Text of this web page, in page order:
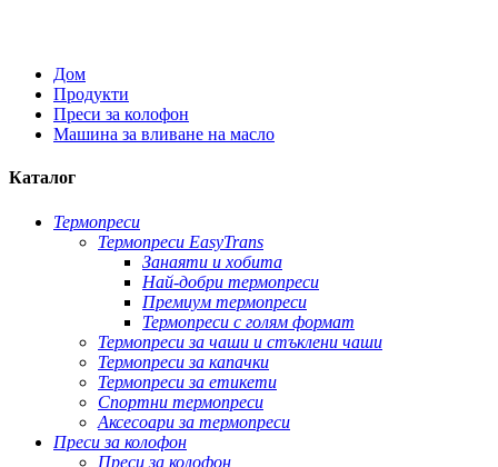
Дом
Продукти
Преси за колофон
Машина за вливане на масло
Каталог
Термопреси
Термопреси EasyTrans
Занаяти и хобита
Най-добри термопреси
Премиум термопреси
Термопреси с голям формат
Термопреси за чаши и стъклени чаши
Термопреси за капачки
Термопреси за етикети
Спортни термопреси
Аксесоари за термопреси
Преси за колофон
Преси за колофон